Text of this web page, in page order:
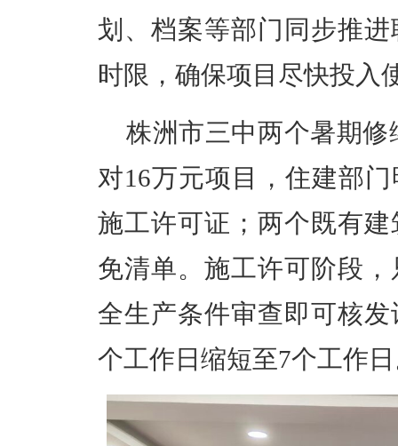
划、档案等部门同步推
时限，确保项目尽快投入
株洲市三中两个暑期
对16万元项目，住建部
施工许可证；两个既有
免清单。施工许可阶段
全生产条件审查即可核
个工作日缩短至7个工作